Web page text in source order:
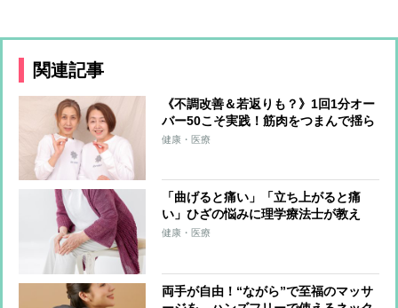
関連記事
《不調改善＆若返りも？》1回1分オー
バー50こそ実践！筋肉をつまんで揺ら
す「恥骨筋つまみほぐし」のやり方
健康・医療
「曲げると痛い」「立ち上がると痛
い」ひざの悩みに理学療法士が教え
る“ひざ皿ほぐしマッサージ”のやり方
健康・医療
両手が自由！“ながら”で至福のマッサ